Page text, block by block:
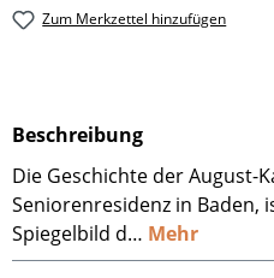
Zum Merkzettel hinzufügen
Beschreibung
Die Geschichte der August-
Seniorenresidenz in Baden,
Spiegelbild d… Mehr